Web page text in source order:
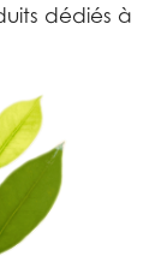
dédiés à